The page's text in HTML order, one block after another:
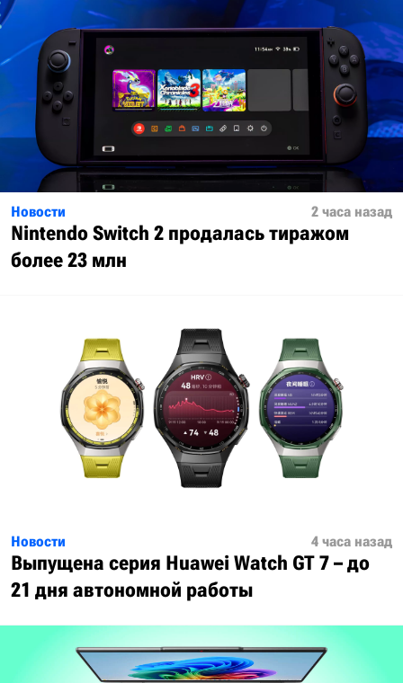
Новости 2 часа назад
Nintendo Switch 2 продалась тиражом
более 23 млн
Новости 4 часа назад
Выпущена серия Huawei Watch GT 7 – до
21 дня автономной работы